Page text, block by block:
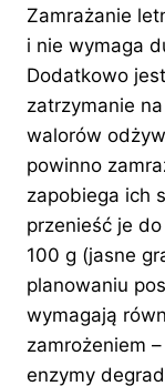
Zamrażanie
i nie wymaga
Dodatkowo
zatrzymanie
walorów
powinno
zapobiega ich
przenieść je
100 g (jasne
planowaniu
wymagają
zamrożeniem
enzymy